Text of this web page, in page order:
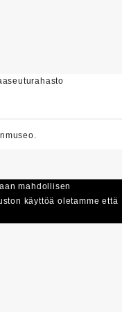
mahdollisen
käyttöä oletamme että